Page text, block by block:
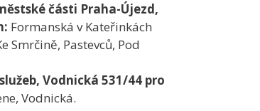
části Praha-Újezd,
Formanská v Kateřinkách
Smrčině, Pastevců, Pod
Vodnická 531/44 pro
Vodnická.